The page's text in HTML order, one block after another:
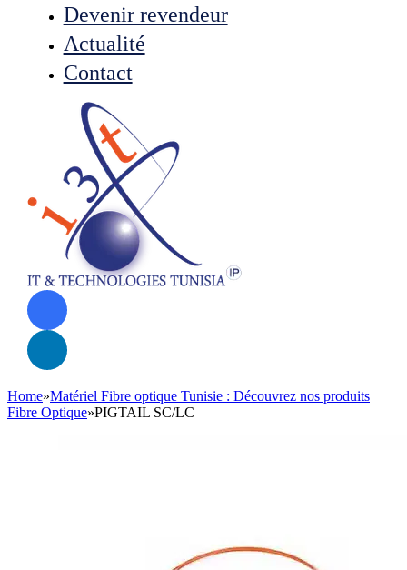
Devenir revendeur
Actualité
Contact
Home»Matériel Fibre optique Tunisie : Découvrez nos produits
Fibre Optique»PIGTAIL SC/LC